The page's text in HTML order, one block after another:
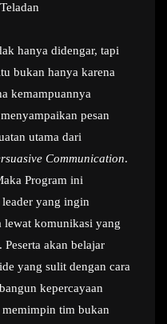
hanya didengar, tapi
bukan hanya karena
kemampuannya
pesan
utama dari
Communication.
Program ini
yang ingin
lewat komunikasi yang
akan belajar
yang sulit dengan cara
kepercayaan
memimpin tim bukan